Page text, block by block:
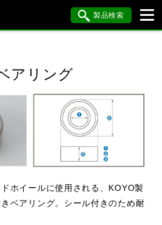
製品検索
備しています。
アリング
ホイールに使用される、KOYO製
ベアリング。シール付きのため耐